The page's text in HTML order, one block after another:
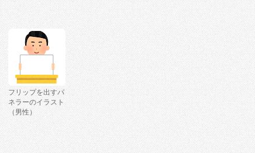
フリップを出すパ
ネラーのイラスト
（男性）